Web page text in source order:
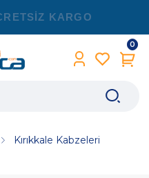
KARGO
0
Kırıkkale Kabzeleri